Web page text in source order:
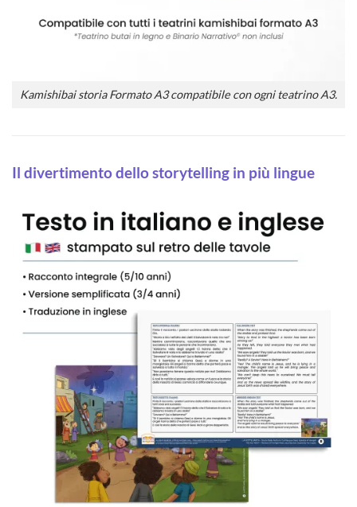
Kamishibai storia Formato A3 compatibile con ogni teatrino A3.
Il divertimento dello storytelling in più lingue